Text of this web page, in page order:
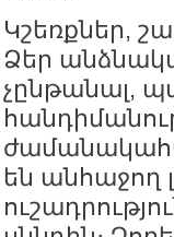
Կշեռքներ,
Ձեր
չընթանալ,
են անհաջող